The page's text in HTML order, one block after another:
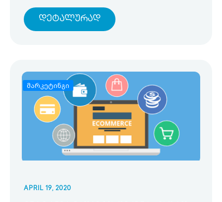
Დეტალურად
მარკეტინგი
APRIL 19, 2020